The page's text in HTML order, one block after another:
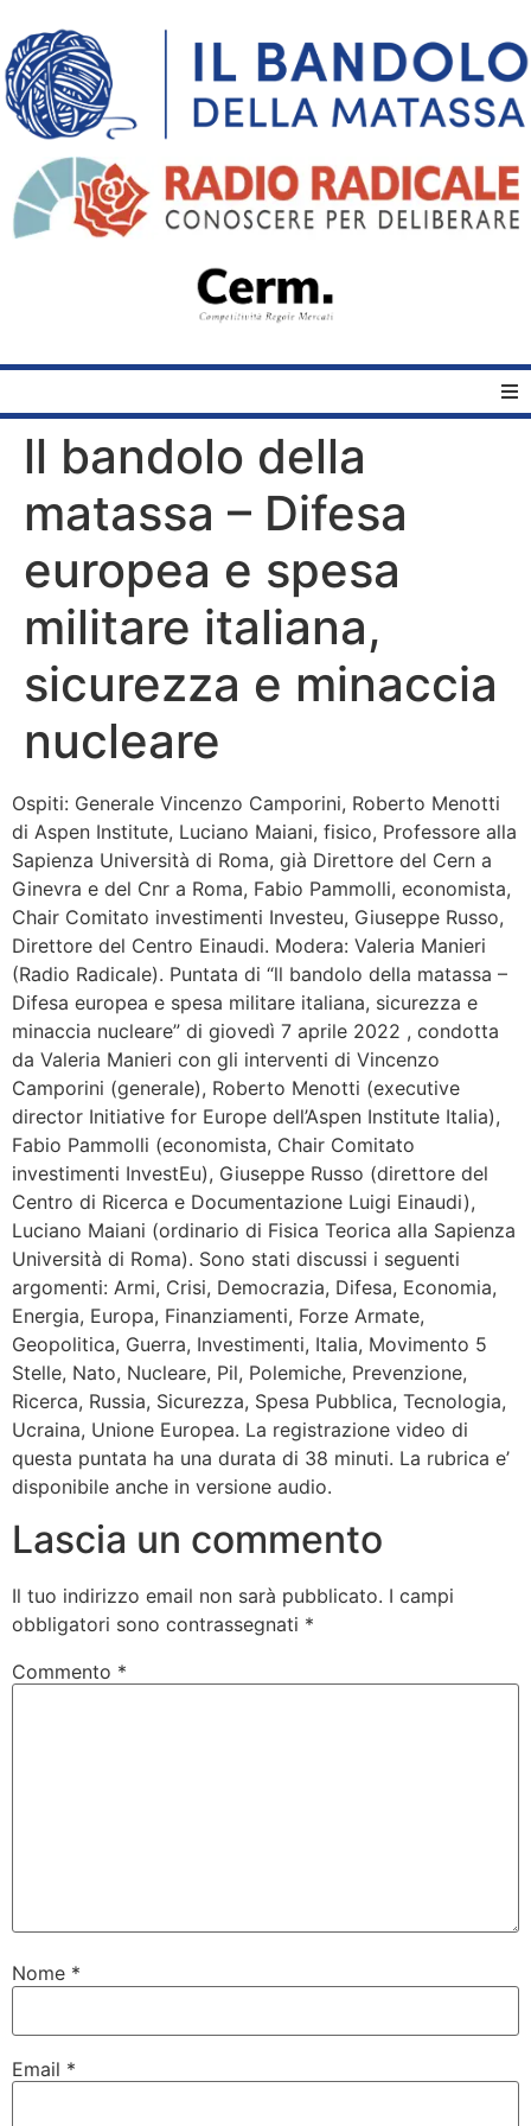
Home
Quelli del Bandolo
Bandolo
Connessioni
Fondazione CERM
ll bandolo della
matassa – Difesa
europea e spesa
militare italiana,
sicurezza e minaccia
nucleare
Ospiti: Generale Vincenzo Camporini, Roberto Menotti
di Aspen Institute, Luciano Maiani, fisico, Professore alla
Sapienza Università di Roma, già Direttore del Cern a
Ginevra e del Cnr a Roma, Fabio Pammolli, economista,
Chair Comitato investimenti Investeu, Giuseppe Russo,
Direttore del Centro Einaudi. Modera: Valeria Manieri
(Radio Radicale). Puntata di “ll bandolo della matassa –
Difesa europea e spesa militare italiana, sicurezza e
minaccia nucleare” di giovedì 7 aprile 2022 , condotta
da Valeria Manieri con gli interventi di Vincenzo
Camporini (generale), Roberto Menotti (executive
director Initiative for Europe dell’Aspen Institute Italia),
Fabio Pammolli (economista, Chair Comitato
investimenti InvestEu), Giuseppe Russo (direttore del
Centro di Ricerca e Documentazione Luigi Einaudi),
Luciano Maiani (ordinario di Fisica Teorica alla Sapienza
Università di Roma). Sono stati discussi i seguenti
argomenti: Armi, Crisi, Democrazia, Difesa, Economia,
Energia, Europa, Finanziamenti, Forze Armate,
Geopolitica, Guerra, Investimenti, Italia, Movimento 5
Stelle, Nato, Nucleare, Pil, Polemiche, Prevenzione,
Ricerca, Russia, Sicurezza, Spesa Pubblica, Tecnologia,
Ucraina, Unione Europea. La registrazione video di
questa puntata ha una durata di 38 minuti. La rubrica e’
disponibile anche in versione audio.
Lascia un commento
Il tuo indirizzo email non sarà pubblicato. I campi
obbligatori sono contrassegnati *
Commento *
Nome *
Email *